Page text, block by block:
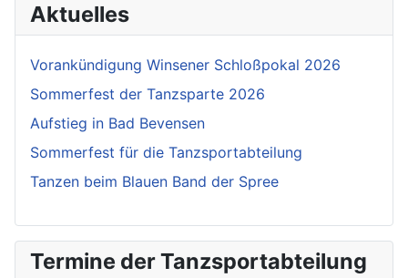
Aktuelles
Vorankündigung Winsener Schloßpokal 2026
Sommerfest der Tanzsparte 2026
Aufstieg in Bad Bevensen
Sommerfest für die Tanzsportabteilung
Tanzen beim Blauen Band der Spree
Termine der Tanzsportabteilung